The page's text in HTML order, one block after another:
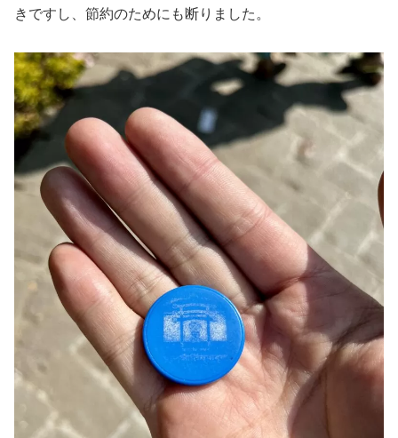
きですし、節約のためにも断りました。